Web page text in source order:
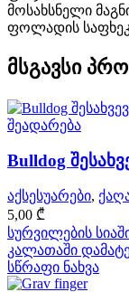
მოსახსნელი
ფოლადის
მსგავსი
შეადარება
Bulldog
აქსესუარები,
5,00 ₾
სურვილების
კალათაში
სწრაფი ნახვა